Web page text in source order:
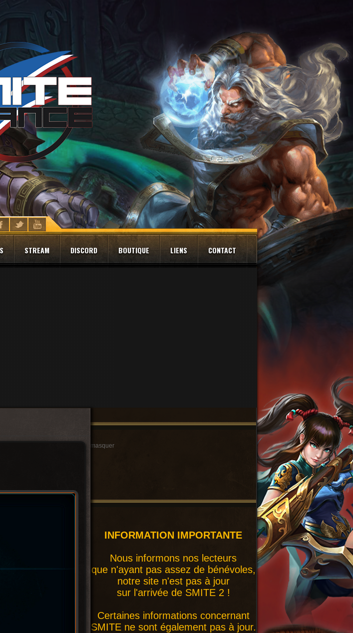
STREAM DISCORD BOUTIQUE LIENS CONTACT
masquer
INFORMATION IMPORTANTE
Nous informons nos lecteurs
que n'ayant pas assez de bénévoles,
notre site n'est pas à jour
sur l'arrivée de SMITE 2 !
Certaines informations concernant
SMITE ne sont également pas à jour.